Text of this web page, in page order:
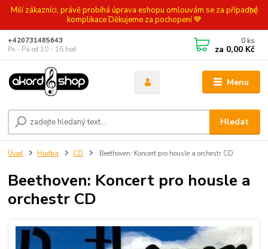
Milí zákazníci, právě probíhá úprava eshopu omlouvám se za případné
komplikace Děkujeme za pochopení 💙
Menu
Hledat
+420731485643
Po - Pá od 10 - 16 hod.
0 ks
za 0,00 Kč
Úvod Hudba CD Beethoven: Koncert pro housle a orchestr CD
Beethoven: Koncert pro housle a
orchestr CD